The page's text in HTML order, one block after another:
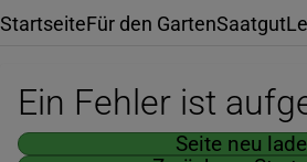
StartseiteFür den GartenSaatgut
Ein Fehler ist
Seite neu